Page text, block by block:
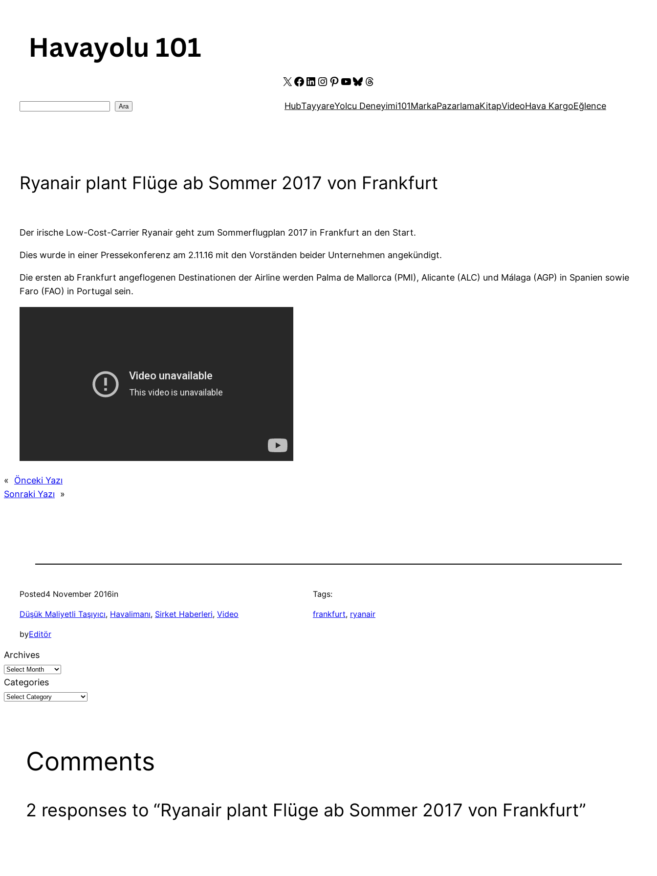
content
X Facebook
LinkedIn
Instagram
Pinterest
YouTube
Bluesky
Threads
Ara HubTayyareYolcu Deneyimi101MarkaPazarlamaKitapVideoHava KargoEğlence
Ryanair plant Flüge ab Sommer 2017 von Frankfurt
Der irische Low-Cost-Carrier Ryanair geht zum Sommerflugplan 2017 in Frankfurt an den Start.
Dies wurde in einer Pressekonferenz am 2.11.16 mit den Vorständen beider Unternehmen angekündigt.
Die ersten ab Frankfurt angeflogenen Destinationen der Airline werden Palma de Mallorca (PMI), Alicante (ALC) und Málaga (AGP) in Spanien sowie
Faro (FAO) in Portugal sein.
«
Önceki Yazı
Sonraki Yazı
»
Posted4 November 2016in
Düşük Maliyetli Taşıyıcı, Havalimanı, Sirket Haberleri, Video
byEditör
Tags:
frankfurt, ryanair
Archives
Categories
Comments
2 responses to “Ryanair plant Flüge ab Sommer 2017 von Frankfurt”